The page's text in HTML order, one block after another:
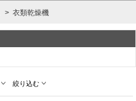
> 衣類乾燥機
絞り込む